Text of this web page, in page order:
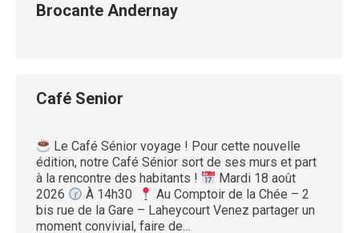
Brocante Andernay
Café Senior
Le Café Sénior voyage ! Pour cette nouvelle
édition, notre Café Sénior sort de ses murs et part
à la rencontre des habitants !
Mardi 18 août
2026
À 14h30
Au Comptoir de la Chée – 2
bis rue de la Gare – Laheycourt Venez partager un
moment convivial, faire de…